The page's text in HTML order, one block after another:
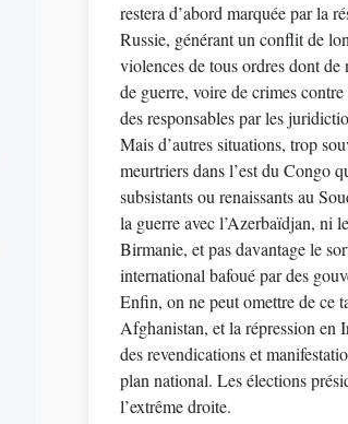
restera d’abord marquée par la résurgence de la guerre et e la barbarie
Russie, générant un conflit de
violences de tous ordres dont
de guerre, voire de crimes
des responsables par les
Mais d’autres situations, trop
meurtriers dans l’est du Congo
subsistants ou renaissants au
la guerre avec l’Azerbaïdjan, ni
Birmanie, et pas davantage le
international bafoué par des
Enfin, on ne peut omettre de ce
Afghanistan, et la répression en
des revendications et
plan national. Les élections
l’extrême droite.